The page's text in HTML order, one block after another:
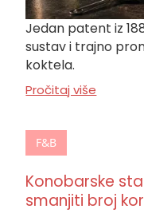
Jedan patent iz
sustav i trajno
koktela.
Pročitaj više
F&B
Konobarske
smanjiti broj